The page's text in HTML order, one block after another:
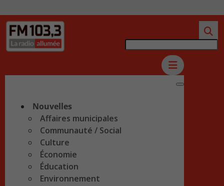
Nouvelles
Affaires municipales
Communauté / Social
Culture
Économie
Éducation
Environnement